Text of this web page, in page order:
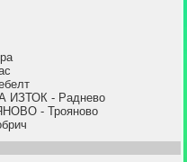
- Раднево
- Трояново